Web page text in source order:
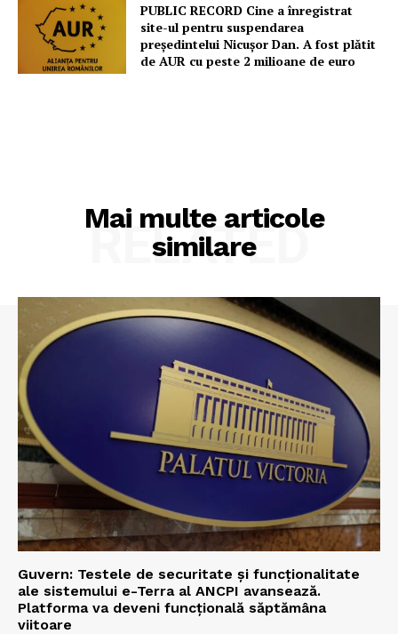
PUBLIC RECORD Cine a înregistrat
site-ul pentru suspendarea
președintelui Nicușor Dan. A fost plătit
de AUR cu peste 2 milioane de euro
Mai multe articole
similare
RELATED
Guvern: Testele de securitate și funcționalitate
ale sistemului e-Terra al ANCPI avansează.
Platforma va deveni funcțională săptămâna
viitoare